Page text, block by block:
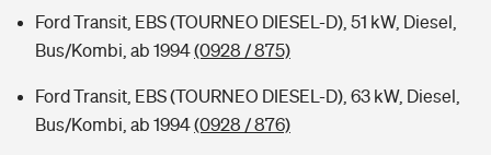
Ford Transit, EBS (TOURNEO DIESEL-D), 51 kW, Diesel,
Bus/Kombi, ab 1994(0928 / 875)
Ford Transit, EBS (TOURNEO DIESEL-D), 63 kW, Diesel,
Bus/Kombi, ab 1994(0928 / 876)